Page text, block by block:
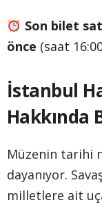
Son bilet
önce (saat
İstanbul
Hakkında
Müzenin tarihi
dayanıyor.
milletlere ait